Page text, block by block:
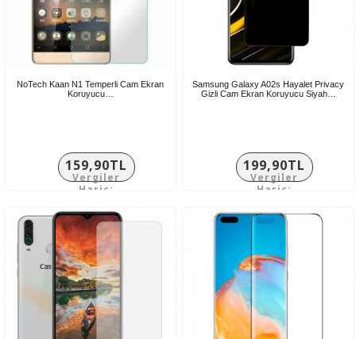
NoTech Kaan N1 Temperli Cam Ekran
Koruyucu…
159,90TL
Vergiler
Hariç:
Samsung Galaxy A02s Hayalet Privacy
Gizli Cam Ekran Koruyucu Siyah…
199,90TL
Vergiler
Hariç: